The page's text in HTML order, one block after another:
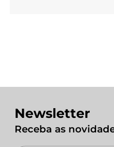
Newsletter
Receba as